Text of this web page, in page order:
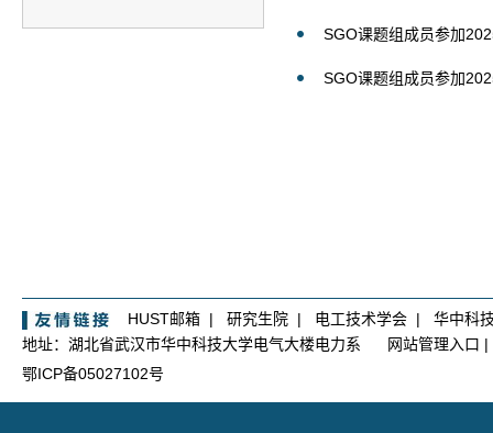
SGO课题组成员参加
SGO课题组成员参加
HUST邮箱 | 研究生院 | 电工技术学会 | 华中科
地址：湖北省武汉市华中科技大学电气大楼电力系
网站管理入口 |
鄂ICP备05027102号